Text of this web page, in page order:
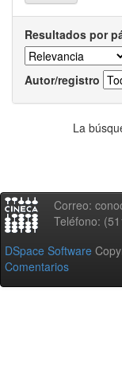
Resultados por
Autor/registro
La
Correo:
Teléfono:
DSpace Software
Comentarios